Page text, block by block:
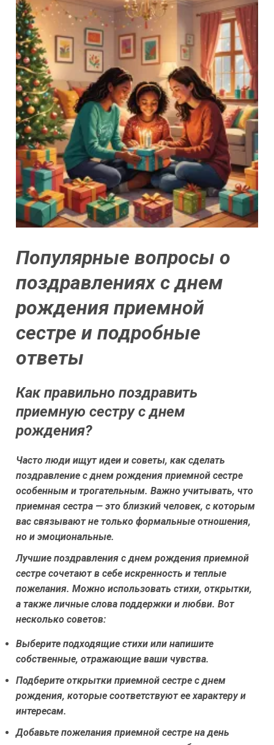
Популярные вопросы о
поздравлениях с днем
рождения приемной
сестре и подробные
ответы
Как правильно поздравить
приемную сестру с днем
рождения?
Часто люди ищут идеи и советы, как сделать
поздравление с днем рождения приемной сестре
особенным и трогательным. Важно учитывать, что
приемная сестра — это близкий человек, с которым
вас связывают не только формальные отношения,
но и эмоциональные.
Лучшие поздравления с днем рождения приемной
сестре сочетают в себе искренность и теплые
пожелания. Можно использовать стихи, открытки,
а также личные слова поддержки и любви. Вот
несколько советов:
Выберите подходящие стихи или напишите
собственные, отражающие ваши чувства.
Подберите открытки приемной сестре с днем
рождения, которые соответствуют ее характеру и
интересам.
Добавьте пожелания приемной сестре на день